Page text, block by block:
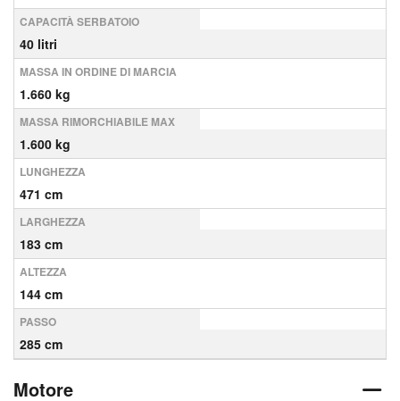
CAPACITÀ SERBATOIO
40 litri
MASSA IN ORDINE DI MARCIA
1.660 kg
MASSA RIMORCHIABILE MAX
1.600 kg
LUNGHEZZA
471 cm
LARGHEZZA
183 cm
ALTEZZA
144 cm
PASSO
285 cm
Motore